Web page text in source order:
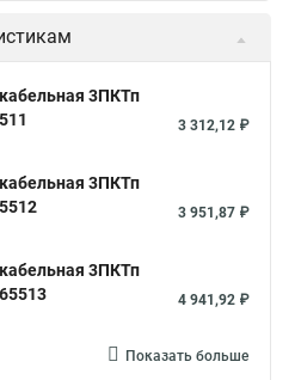
3ПКТп
3 312,12 ₽
3ПКТп
3 951,87 ₽
3ПКТп
4 941,92 ₽
Показать больше